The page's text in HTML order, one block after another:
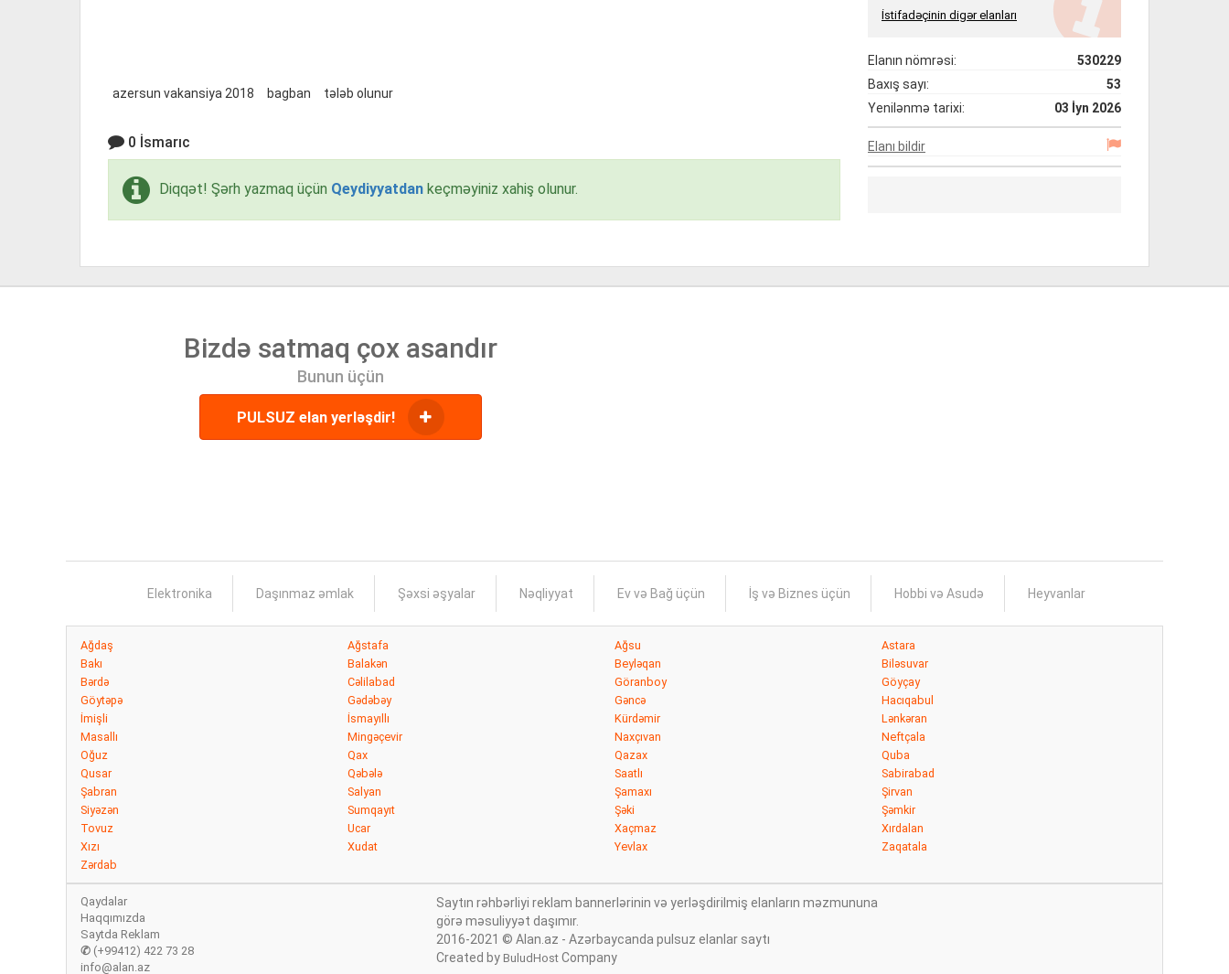
azersun vakansiya 2018 bagban tələb olunur
İstifadəçinin digər elanları
Elanın nömrəsi:
530229
Baxış sayı:
53
Yenilənmə tarixi:
03 İyn 2026
Elanı bildir
0 İsmarıc
Diqqət! Şərh yazmaq üçün Qeydiyyatdan keçməyiniz xahiş olunur.
Bizdə satmaq çox asandır
Bunun üçün
PULSUZ elan yerləşdir!
Elektronika Daşınmaz əmlak Şəxsi əşyalar Nəqliyyat Ev və Bağ üçün İş və Biznes üçün Hobbi və Asudə Heyvanlar
Ağdaş Ağstafa Ağsu
Astara
Bakı
Balakən Beyləqan
Biləsuvar
Bərdə
Cəlilabad Göranboy
Göyçay
Göytəpə
Gədəbəy Gəncə
Hacıqabul
İmişli
İsmayıllı Kürdəmir
Lənkəran
Masallı
Mingəçevir Naxçıvan
Neftçala
Oğuz
Qax Qazax
Quba
Qusar
Qəbələ Saatlı
Sabirabad
Şabran
Salyan Şamaxı
Şirvan
Siyəzən
Sumqayıt Şəki
Şəmkir
Tovuz
Ucar Xaçmaz
Xırdalan
Xızı
Xudat Yevlax
Zaqatala
Zərdab
Qaydalar
Haqqımızda
Saytda Reklam
✆ (+99412) 422 73 28
info@alan.az
Saytın rəhbərliyi reklam bannerlərinin və yerləşdirilmiş elanların məzmununa
görə məsuliyyət daşımır.
2016-2021 © Alan.az - Azərbaycanda pulsuz elanlar saytı
Created by BuludHost Company